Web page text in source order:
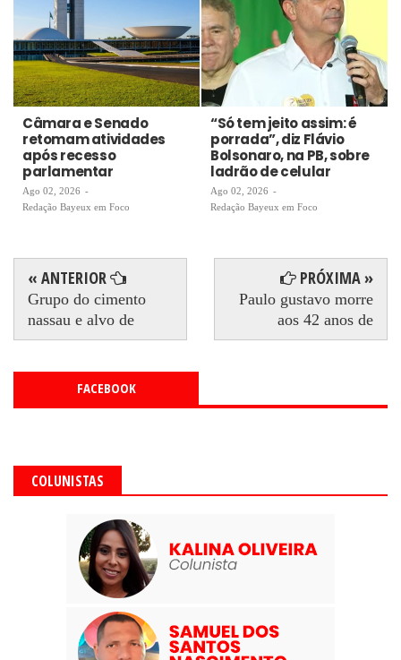
Câmara e Senado
retomam atividades
após recesso
parlamentar
Ago 02, 2026 -
Redação Bayeux em Foco
“Só tem jeito assim: é
porrada”, diz Flávio
Bolsonaro, na PB, sobre
ladrão de celular
Ago 02, 2026 -
Redação Bayeux em Foco
« ANTERIOR
Grupo do cimento
nassau e alvo de
PRÓXIMA »
Paulo gustavo morre
aos 42 anos de
FACEBOOK
COLUNISTAS